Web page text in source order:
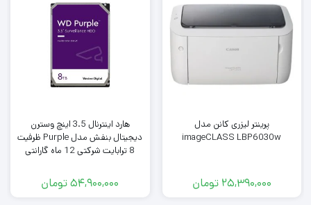
پرینتر لیزری کانن مدل
imageCLASS LBP6030w
25,390,000 تومان
هارد اینترنال 3.5 اینچ وسترن
دیجیتال بنفش مدل Purple ظرفیت
8 ترابایت شرکتی 12 ماه گارانتی
54,900,000تومان